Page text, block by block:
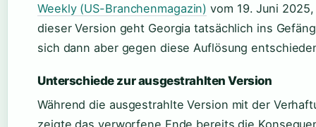
Weekly (US-Branchenmagazin) vom 19. Juni
dieser Version geht Georgia tatsächlich ins
sich dann aber gegen diese Auflösung
Unterschiede zur ausgestrahlten Version
Während die ausgestrahlte Version mit der
zeigte das verworfene Ende bereits die